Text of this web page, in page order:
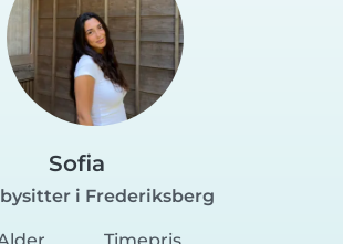
Sofia
i Frederiksberg